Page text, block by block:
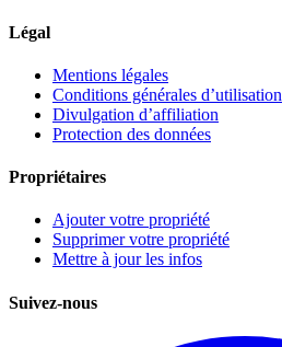
Légal
Mentions légales
Conditions générales d’utilisation
Divulgation d’affiliation
Protection des données
Propriétaires
Ajouter votre propriété
Supprimer votre propriété
Mettre à jour les infos
Suivez-nous